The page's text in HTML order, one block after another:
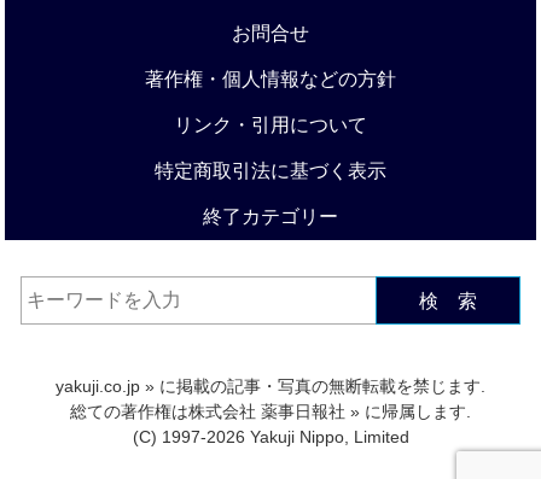
お問合せ
著作権・個人情報などの方針
リンク・引用について
特定商取引法に基づく表示
終了カテゴリー
検 索
yakuji.co.jp » に掲載の記事・写真の無断転載を禁じます.
総ての著作権は株式会社 薬事日報社 » に帰属します.
(C) 1997-2026 Yakuji Nippo, Limited